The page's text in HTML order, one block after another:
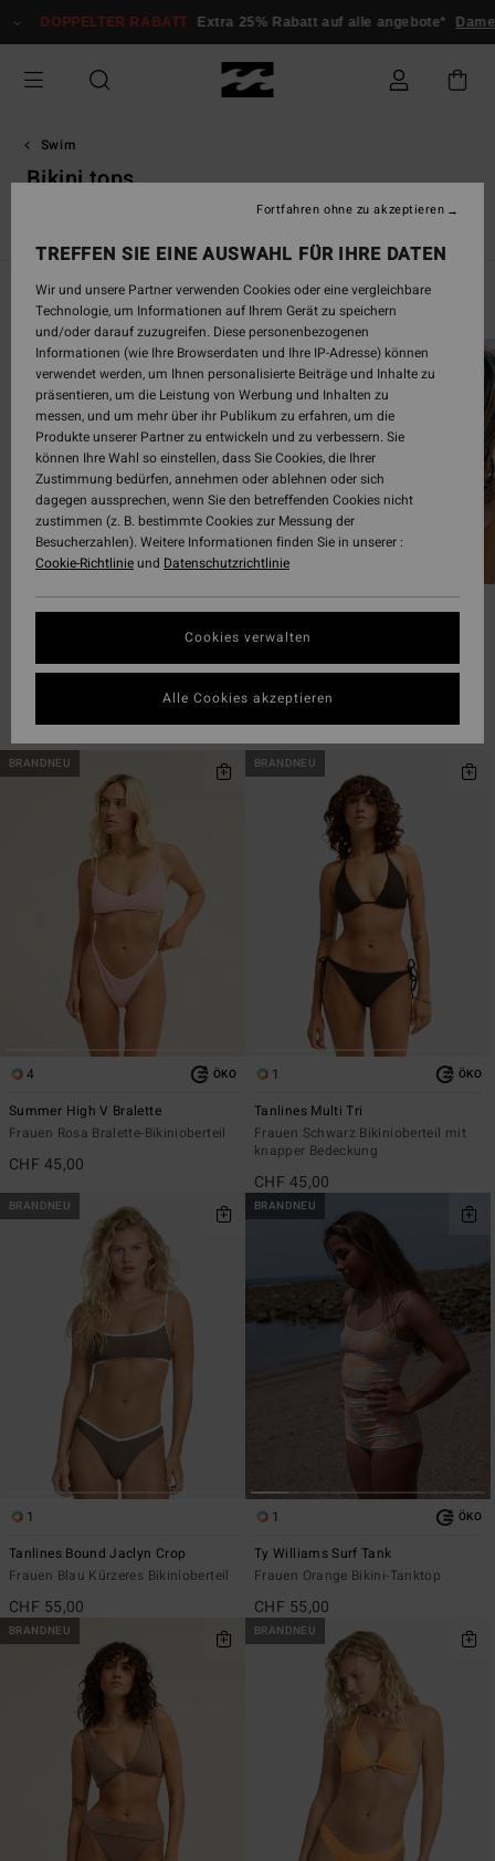
zur
Auswahl
springen
RABATT Extra 25% Rabatt auf alle angebote* Damen Herren
Swim
Bikini tops
Swim Guide
Triangle Bandeau
Direkt
zu
Überspringen
und
BRANDNEU
4 ÖKO
Summer High V Bralette
Frauen Rosa Bralette-Bikinioberteil
CHF 45,00
BRANDNEU
1 ÖKO
Tanlines Multi Tri
Frauen Schwarz Bikinioberteil mit
knapper Bedeckung
CHF 45,00
BRANDNEU
1
Tanlines Bound Jaclyn Crop
Frauen Blau Kürzeres Bikinioberteil
CHF 55,00
BRANDNEU
1 ÖKO
Ty Williams Surf Tank
Frauen Orange Bikini-Tanktop
CHF 55,00
BRANDNEU BRANDNEU
TREFFEN SIE EINE AUSWAHL FÜR IHRE DATEN
Wir und unsere Partner verwenden Cookies oder eine vergleichbare
Technologie, um Informationen auf Ihrem Gerät zu speichern
und/oder darauf zuzugreifen. Diese personenbezogenen
Informationen (wie Ihre Browserdaten und Ihre IP-Adresse) können
verwendet werden, um Ihnen personalisierte Beiträge und Inhalte zu
präsentieren, um die Leistung von Werbung und Inhalten zu
messen, und um mehr über ihr Publikum zu erfahren, um die
Produkte unserer Partner zu entwickeln und zu verbessern. Sie
können Ihre Wahl so einstellen, dass Sie Cookies, die Ihrer
Zustimmung bedürfen, annehmen oder ablehnen oder sich
dagegen aussprechen, wenn Sie den betreffenden Cookies nicht
zustimmen (z. B. bestimmte Cookies zur Messung der
Besucherzahlen). Weitere Informationen finden Sie in unserer :
Cookie-Richtlinieund Datenschutzrichtlinie
Cookies verwalten
Fortfahren ohne zu akzeptieren
Alle Cookies akzeptieren